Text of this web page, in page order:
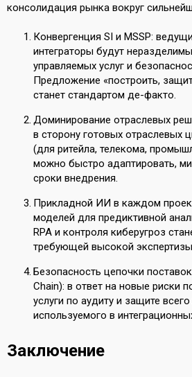
консолидация рынка вокруг
Конвергенция SI и MSSP:
интеграторы будут
управляемых услуг и
Предложение «построить,
станет стандартом де-факто.
Доминирование отраслевых
в сторону готовых отраслевых
(для ритейла, телекома,
можно быстро адаптировать,
сроки внедрения.
Прикладной ИИ в каждом
моделей для предиктивной
RPA и контроля киберугроз
требующей высокой экспертизы
Безопасность цепочки
Chain): в ответ на новые риски
услуги по аудиту и защите
используемого в
Заключение